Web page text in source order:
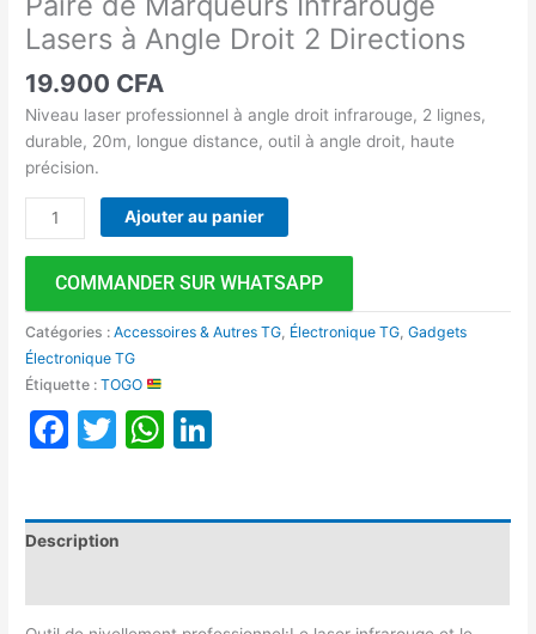
Lasers à Angle Droit 2 Directions
19.900 CFA
Niveau laser professionnel à angle droit infrarouge, 2 lignes,
durable, 20m, longue distance, outil à angle droit, haute
précision.
Ajouter au panier
COMMANDER SUR WHATSAPP
Catégories :Accessoires & Autres TG Électronique TG ,Gadgets
Électronique TG
Étiquette :TOGO
Facebook
TwitterWhatsApp
Description